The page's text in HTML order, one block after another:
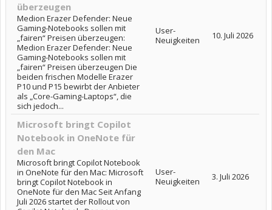
überzeugen
Medion Erazer Defender: Neue
Gaming-Notebooks sollen mit
„fairen“ Preisen überzeugen:
Medion Erazer Defender: Neue
Gaming-Notebooks sollen mit
„fairen“ Preisen überzeugen Die
beiden frischen Modelle Erazer
P10 und P15 bewirbt der Anbieter
als „Core-Gaming-Laptops“, die
sich jedoch...
User-
Neuigkeiten
10. Juli 2026
Microsoft bringt Copilot
Notebook in OneNote für
den Mac
Microsoft bringt Copilot Notebook
in OneNote für den Mac: Microsoft
bringt Copilot Notebook in
OneNote für den Mac Seit Anfang
Juli 2026 startet der Rollout von
User-
Neuigkeiten
3. Juli 2026